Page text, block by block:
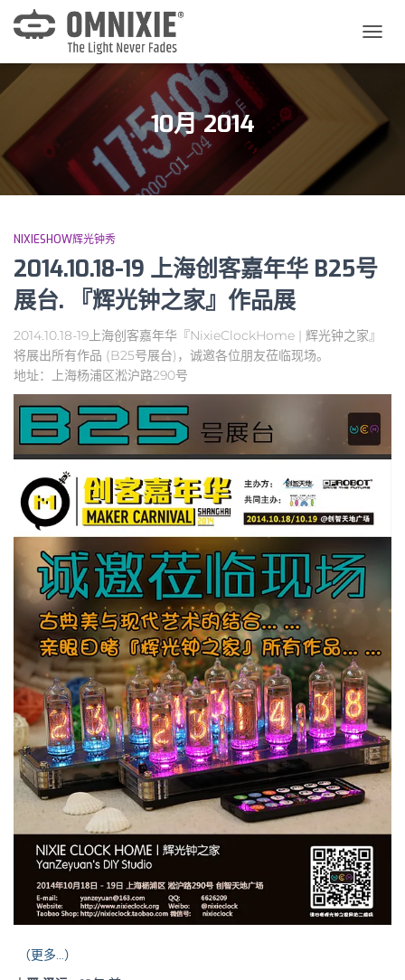
换
10月 2014
NIXIESHOW辉光钟秀
2014.10.18-19 上海创客嘉年华 B25号
展台. 『辉光钟之家』作品展
2014.10.18-19上海创客嘉年华『NixieClockHome | 辉光钟之家』
将展出所有作品 (B25号展台)，诚邀各位朋友莅临现场。
地址：上海杨浦区淞沪路290号
（更多…）